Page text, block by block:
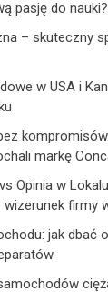
pasję do nauki?
– skuteczny
w USA i
markę
Opinia w
firmy
jak dbać